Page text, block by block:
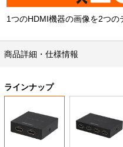
1つのHDMI機器の画像を2つ
商品詳細・仕様情報
ラインナップ